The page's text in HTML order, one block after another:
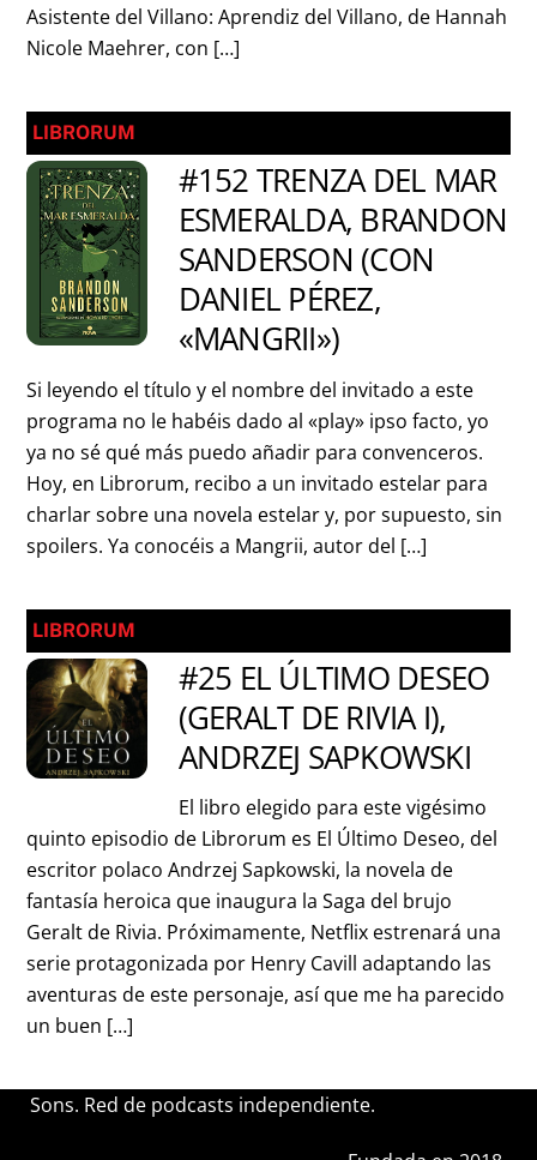
Asistente del Villano: Aprendiz del Villano, de Hannah
Nicole Maehrer, con […]
LIBRORUM
#152 TRENZA DEL MAR
ESMERALDA, BRANDON
SANDERSON (CON
DANIEL PÉREZ,
«MANGRII»)
Si leyendo el título y el nombre del invitado a este
programa no le habéis dado al «play» ipso facto, yo
ya no sé qué más puedo añadir para convenceros.
Hoy, en Librorum, recibo a un invitado estelar para
charlar sobre una novela estelar y, por supuesto, sin
spoilers. Ya conocéis a Mangrii, autor del […]
LIBRORUM
#25 EL ÚLTIMO DESEO
(GERALT DE RIVIA I),
ANDRZEJ SAPKOWSKI
El libro elegido para este vigésimo
quinto episodio de Librorum es El Último Deseo, del
escritor polaco Andrzej Sapkowski, la novela de
fantasía heroica que inaugura la Saga del brujo
Geralt de Rivia. Próximamente, Netflix estrenará una
serie protagonizada por Henry Cavill adaptando las
aventuras de este personaje, así que me ha parecido
un buen […]
Sons. Red de podcasts independiente.